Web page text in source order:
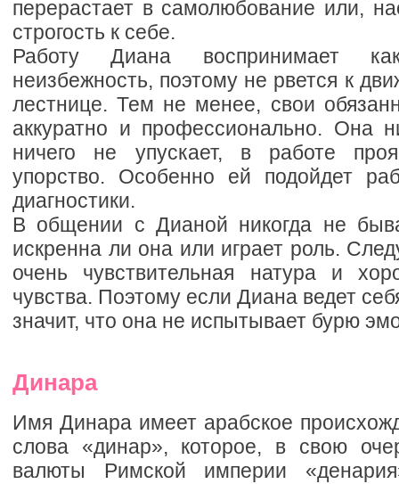
перерастает в самолюбование или,
строгость к себе.
Работу Диана воспринимает
неизбежность, поэтому не рвется к
лестнице. Тем не менее, свои
аккуратно и профессионально. Она
ничего не упускает, в работе
упорство. Особенно ей подойдет
диагностики.
В общении с Дианой никогда не
искренна ли она или играет роль.
очень чувствительная натура и
чувства. Поэтому если Диана ведет
значит, что она не испытывает бурю
Динара
Имя Динара имеет арабское
слова «динар», которое, в свою
валюты Римской империи